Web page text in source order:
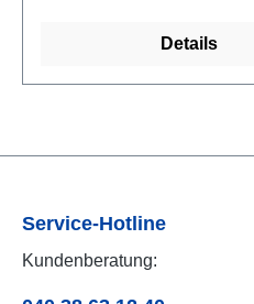
Details
Service-Hotline
Kundenberatung: